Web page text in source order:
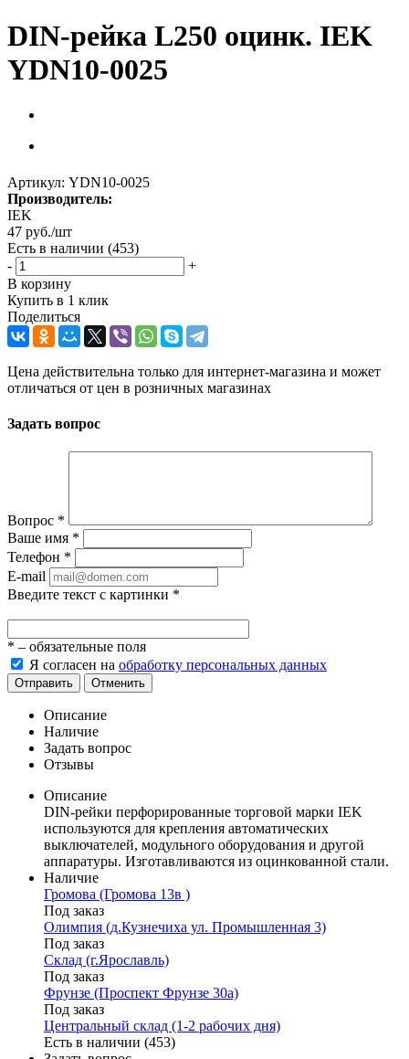
DIN-рейка L250 оцинк. IEK
YDN10-0025
Артикул: YDN10-0025
Производитель:
IEK
47 руб./шт
Есть в наличии (453)
-
+
В корзину
Купить в 1 клик
Поделиться
Цена действительна только для интернет-магазина и может
отличаться от цен в розничных магазинах
Задать вопрос
Вопрос *
Ваше имя *
Телефон *
E-mail
Введите текст с картинки *
* – обязательные поля
Я согласен на обработку персональных данных
Отправить Отменить
Описание
Наличие
Задать вопрос
Отзывы
Описание
DIN-рейки перфорированные торговой марки IEK
используются для крепления автоматических
выключателей, модульного оборудования и другой
аппаратуры. Изготавливаются из оцинкованной стали.
Наличие
Громова (Громова 13в )
Под заказ
Олимпия (д.Кузнечиха ул. Промышленная 3)
Под заказ
Склад (г.Ярославль)
Под заказ
Фрунзе (Проспект Фрунзе 30а)
Под заказ
Центральный склад (1-2 рабочих дня)
Есть в наличии (453)